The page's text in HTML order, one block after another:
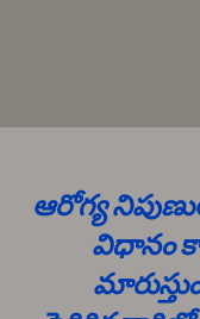
ఆరోగ్య
విధానం